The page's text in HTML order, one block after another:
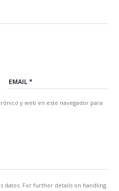
y web en este navegador para
datos. For further details on handling